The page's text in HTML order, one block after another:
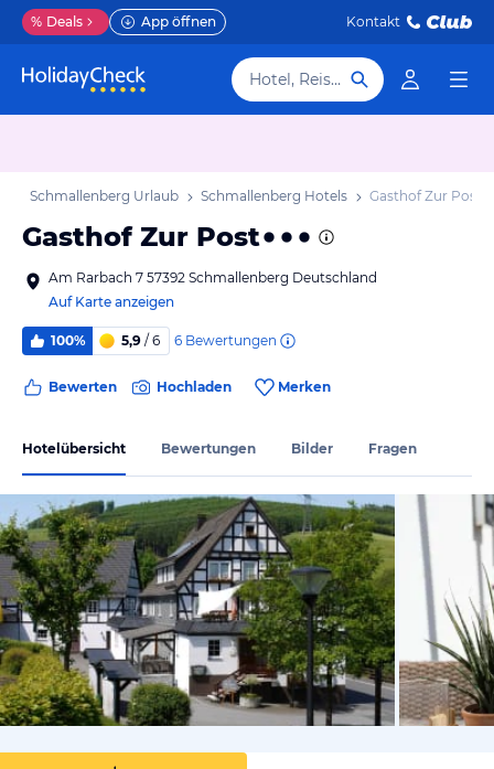
% Deals App öffnen Kontakt
Hotel, Reiseziel
Schmallenberg Urlaub Schmallenberg Hotels Gasthof Zur Post
Gasthof Zur Post
Am Rarbach 7 57392 Schmallenberg Deutschland
Auf Karte anzeigen
100% 5,9 / 6 6 Bewertungen
Bewerten Hochladen Merken
Hotelübersicht Bewertungen Bilder Fragen
vom